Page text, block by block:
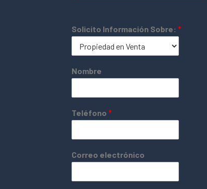
Solicito Información Sobre: *
Nombre
Teléfono *
Correo electrónico